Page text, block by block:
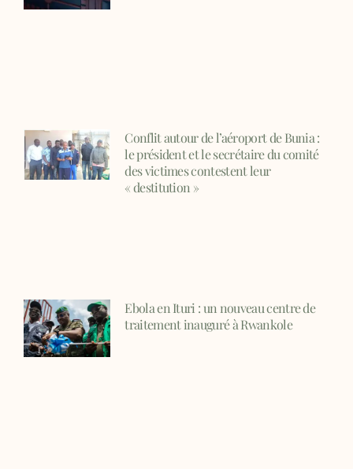
Conflit autour de l’aéroport de Bunia :
le président et le secrétaire du comité
des victimes contestent leur
« destitution »
Ebola en Ituri : un nouveau centre de
traitement inauguré à Rwankole